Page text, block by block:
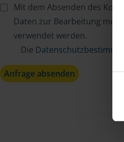
Mit dem Absenden des
Daten zur Bearbeitung
verwendet werden.
Die
Anfrage absenden